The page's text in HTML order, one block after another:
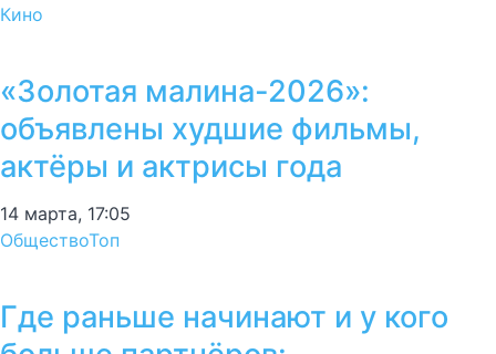
Кино
«Золотая малина-2026»:
объявлены худшие фильмы,
актёры и актрисы года
14 марта, 17:05
ОбществоТоп
Где раньше начинают и у кого